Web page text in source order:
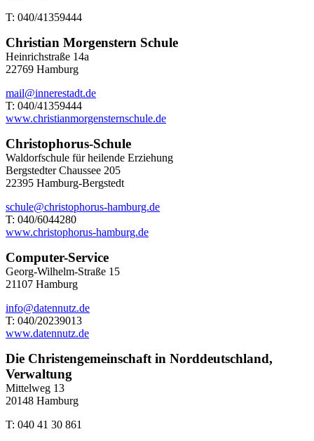
T: 040/41359444
Christian Morgenstern Schule
Heinrichstraße 14a
22769 Hamburg
mail@innerestadt.de
T: 040/41359444
www.christianmorgensternschule.de
Christophorus-Schule
Waldorfschule für heilende Erziehung
Bergstedter Chaussee 205
22395 Hamburg-Bergstedt
schule@christophorus-hamburg.de
T: 040/6044280
www.christophorus-hamburg.de
Computer-Service
Georg-Wilhelm-Straße 15
21107 Hamburg
info@datennutz.de
T: 040/20239013
www.datennutz.de
Die Christengemeinschaft in Norddeutschland,
Verwaltung
Mittelweg 13
20148 Hamburg
T: 040 41 30 861